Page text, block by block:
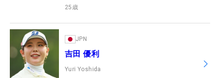
25 歳
JPN
吉田 優利
Yuri Yoshida